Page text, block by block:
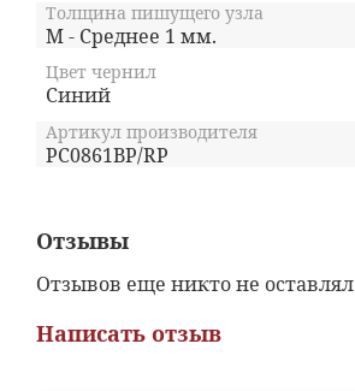
Толщина пишущего узла
M - Среднее 1 мм.
Цвет чернил
Синий
Артикул производителя
PC0861BP/RP
Отзывы
Отзывов еще никто не оставлял
Написать отзыв